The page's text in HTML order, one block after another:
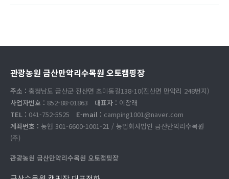
관광농원 금산만악리수목원 오토캠핑장
주소 : 충청남도 금산군 진산면 초미동길138-10(진산면 만악리 248번지)
사업자번호 : 852-88-01863 대표자 : 이창래
TEL : 041-752-5525 E-mail : camping1001@naver.com
계좌번호 : 농협 301-6600-1001-21 / 농업회사법인 금산만악리수목원
(주)
관광농원 금산만악리수목원 오토캠핑장